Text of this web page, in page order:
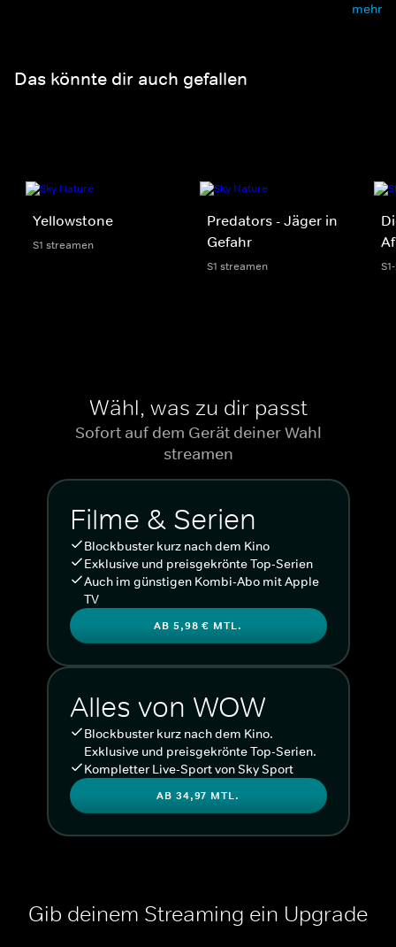
mehr
Das könnte dir auch gefallen
Yellowstone
S1 streamen
Predators - Jäger in
Gefahr
S1 streamen
Wähl, was zu dir passt
Sofort auf dem Gerät deiner Wahl
streamen
Filme & Serien
Blockbuster kurz nach dem Kino
Exklusive und preisgekrönte Top-Serien
Auch im günstigen Kombi-Abo mit Apple
TV
AB 5,98 € MTL.
Alles von WOW
Blockbuster kurz nach dem Kino.
Exklusive und preisgekrönte Top-Serien.
Kompletter Live-Sport von Sky Sport
AB 34,97 MTL.
Gib deinem Streaming ein Upgrade